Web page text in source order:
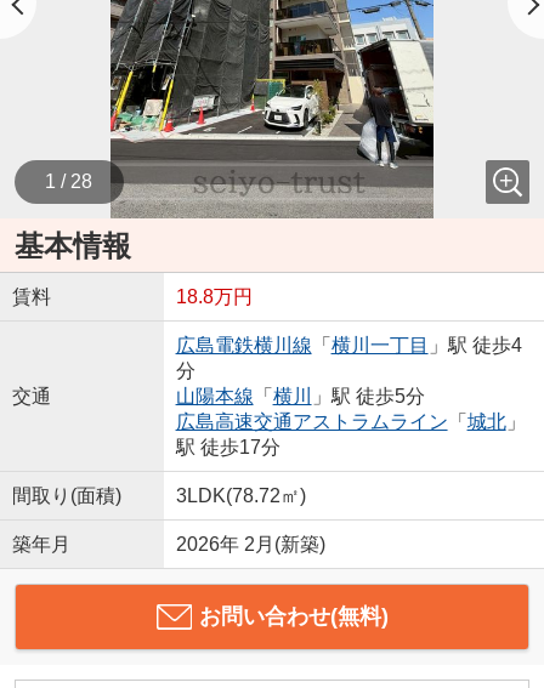
1 / 28
基本情報
賃料 18.8万円
交通
広島電鉄横川線 「 横川一丁目 」駅 徒歩4
分
山陽本線 「 横川
」駅 徒歩5分
広島高速交通アストラムライン 「 城北」
駅 徒歩17分
間取り(面積) 3LDK(78.72㎡)
築年月 2026年 2月(新築)
お問い合わせ(無料)